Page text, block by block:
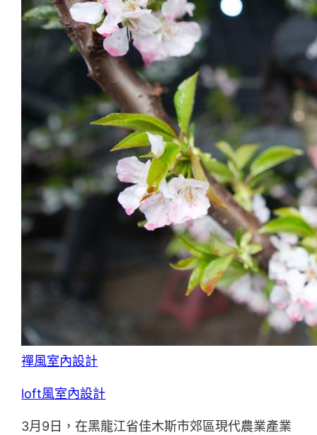
禪風室內設計
loft風室內設計
3月9日，在黑龍江省佳木斯市郊區現代農業產業